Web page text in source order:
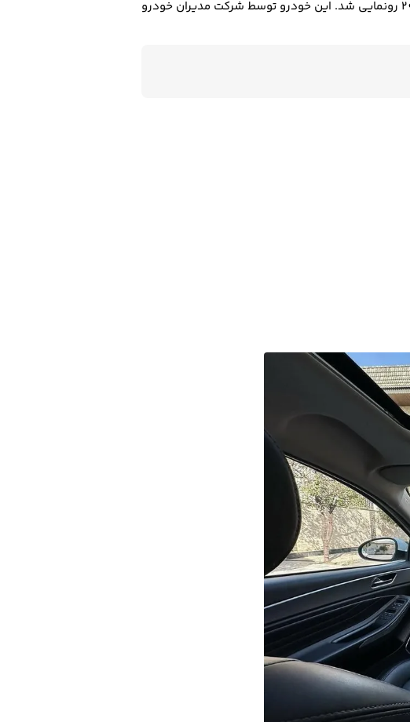
یک خودروی سدان کوچک (سگمنت C) است که برای اولین بار در سال 2016 رونمایی شد. این خودرو توسط شرکت مدیران خودرو